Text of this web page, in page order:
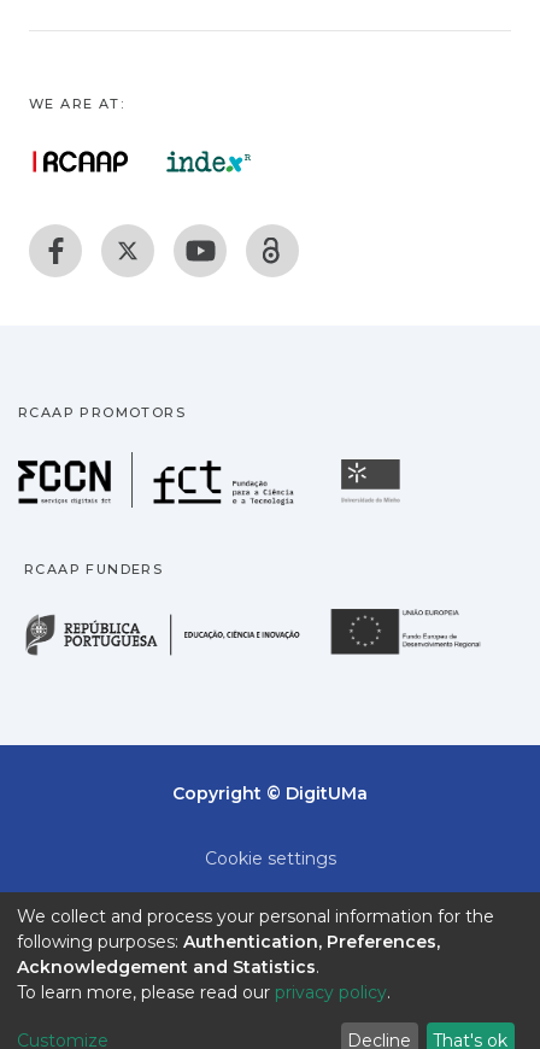
WE ARE AT:
RCAAP PROMOTORS
Fundação para a
RCAAP FUNDERS
República Portuguesa
Copyright © DigitUMa
Cookie settings
End User Agreement
Send Feedback
We collect and process your personal information for the
following purposes: Authentication, Preferences,
Acknowledgement and Statistics.
To learn more, please read our privacy policy.
Customize Decline That's ok